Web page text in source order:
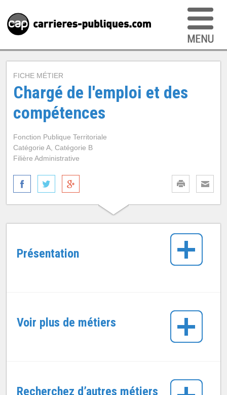
FICHE MÉTIER
Chargé de l'emploi et des
compétences
Fonction Publique Territoriale
Catégorie A, Catégorie B
Filière Administrative
Présentation
Voir plus de métiers
Recherchez d’autres métiers